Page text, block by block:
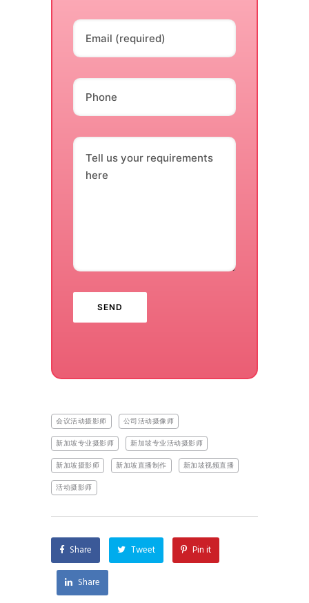
Email (required)
Phone
Tell us your requirements
here
会议活动摄影师
公司活动摄像师
新加坡专业摄影师
新加坡专业活动摄影师
新加坡摄影师
新加坡直播制作
新加坡视频直播
活动摄影师
Share Tweet Pin it
Share